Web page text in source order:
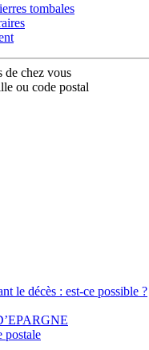
tombales
de chez vous
ou code postal
le décès : est-ce possible ?
postale